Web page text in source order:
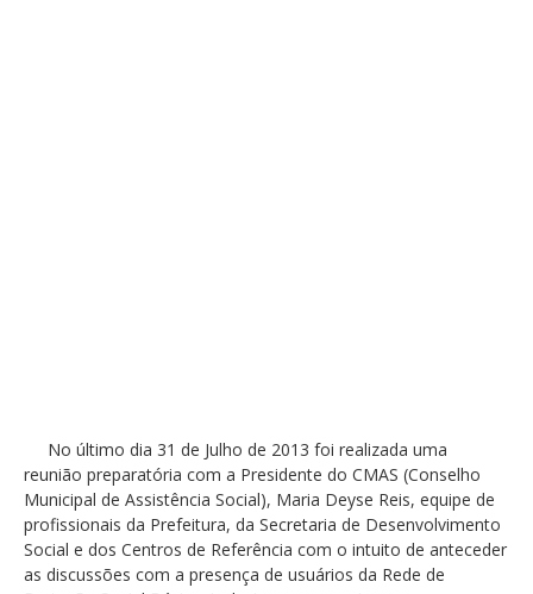
No último dia 31 de Julho de 2013 foi realizada uma
reunião preparatória com a Presidente do CMAS (Conselho
Municipal de Assistência Social), Maria Deyse Reis, equipe de
profissionais da Prefeitura, da Secretaria de Desenvolvimento
Social e dos Centros de Referência com o intuito de anteceder
as discussões com a presença de usuários da Rede de